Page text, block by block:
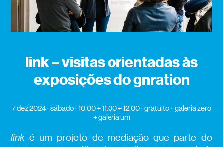
link – visitas orientadas às
exposições do gnration
7 dez 2024 sábado 10:00 + 11:00 + 12:00 gratuito
galeria zero
+ galeria um
link é um projeto de mediação que parte do